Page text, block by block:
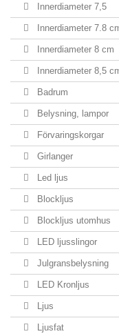
Innerdiameter 7,5
Innerdiameter 7.8
Innerdiameter 8 cm
Innerdiameter 8,5
Badrum
Belysning, lampor
Förvaringskorgar
Girlanger
Led ljus
Blockljus
Blockljus utomhus
LED ljusslingor
Julgransbelysning
LED Kronljus
Ljus
Ljusfat